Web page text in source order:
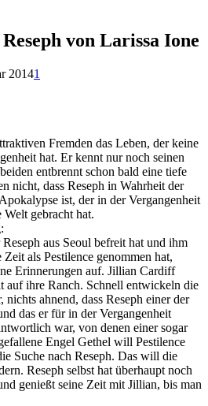
von Larissa Ione
20141
Fremden das Leben, der keine
hat. Er kennt nur noch seinen
entbrennt schon bald eine tiefe
nicht, dass Reseph in Wahrheit der
ist, der in der Vergangenheit
gebracht hat.
aus Seoul befreit hat und ihm
als Pestilence genommen hat,
Erinnerungen auf. Jillian Cardiff
auf ihre Ranch. Schnell entwickeln die
ahnend, dass Reseph einer der
das er für in der Vergangenheit
war, von denen einer sogar
Engel Gethel will Pestilence
Suche nach Reseph. Das will die
Reseph selbst hat überhaupt noch
genießt seine Zeit mit Jillian, bis man